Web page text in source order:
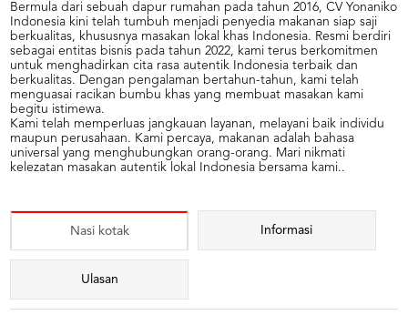
Bermula dari sebuah dapur rumahan pada tahun 2016, CV Yonaniko
Indonesia kini telah tumbuh menjadi penyedia makanan siap saji
berkualitas, khususnya masakan lokal khas Indonesia. Resmi berdiri
sebagai entitas bisnis pada tahun 2022, kami terus berkomitmen
untuk menghadirkan cita rasa autentik Indonesia terbaik dan
berkualitas. Dengan pengalaman bertahun-tahun, kami telah
menguasai racikan bumbu khas yang membuat masakan kami
begitu istimewa.
Kami telah memperluas jangkauan layanan, melayani baik individu
maupun perusahaan. Kami percaya, makanan adalah bahasa
universal yang menghubungkan orang-orang. Mari nikmati
kelezatan masakan autentik lokal Indonesia bersama kami..
Nasi kotak Informasi
Ulasan